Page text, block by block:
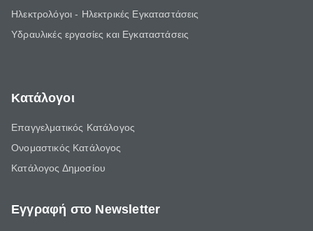
Ηλεκτρολόγοι - Ηλεκτρικές Εγκαταστάσεις
Υδραυλικές εργασίες και Εγκαταστάσεις
Κατάλογοι
Επαγγελματικός Κατάλογος
Ονομαστικός Κατάλογος
Κατάλογος Δημοσίου
Εγγραφή στο Newsletter